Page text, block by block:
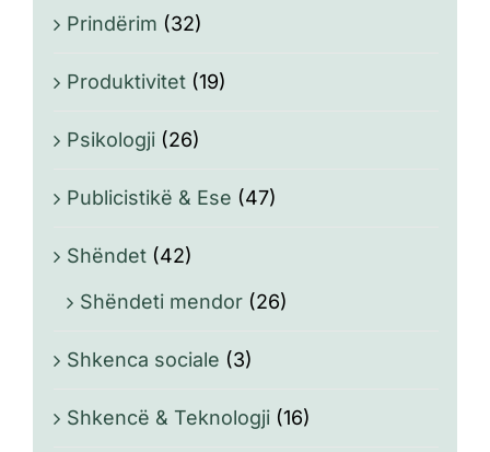
Prindërim (32)
Produktivitet (19)
Psikologji (26)
Publicistikë & Ese (47)
Shëndet (42)
Shëndeti mendor (26)
Shkenca sociale (3)
Shkencë & Teknologji (16)